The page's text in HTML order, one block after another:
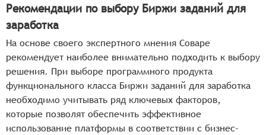
Рекомендации по выбору Биржи заданий для
заработка
На основе своего экспертного мнения Соваре
рекомендует наиболее внимательно подходить к выбору
решения. При выборе программного продукта
функционального класса Биржи заданий для заработка
необходимо учитывать ряд ключевых факторов,
которые позволят обеспечить эффективное
использование платформы в соответствии с бизнес-